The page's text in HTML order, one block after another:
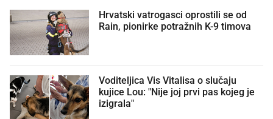
Hrvatski vatrogasci oprostili se od
Rain, pionirke potražnih K-9 timova
Voditeljica Vis Vitalisa o slučaju
kujice Lou: "Nije joj prvi pas kojeg je
izigrala"